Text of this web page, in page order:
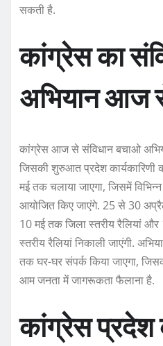
सकती है.
कांग्रेस का
अभियान आज
कांग्रेस आज से संविधान बचाओ
जिसकी शुरुआत प्रदेश कार्यकारिणी
मई तक चलाया जाएगा, जिसमें
आयोजित किए जाएंगे. 25 से 30
10 मई तक जिला स्तरीय रैलियां
स्तरीय रैलियां निकाली जाएंगी.
तक घर-घर संपर्क किया जाएगा,
आम जनता में जागरूकता फैलाना है.
कांग्रेस प्रदेश